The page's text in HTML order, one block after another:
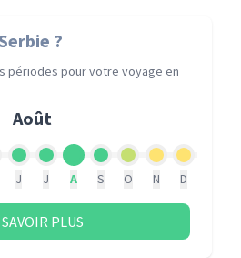
?
périodes pour votre voyageen
Août
J J A S O N D
PLUS